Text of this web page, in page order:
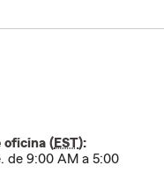
oficina (EST):
de 9:00 AM a 5:00